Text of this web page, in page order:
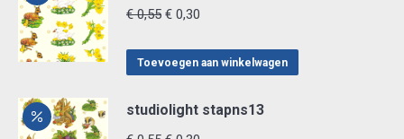
€0,55 Oorspronkelijke
was:
€ 0,30
is:
Toevoegen aan winkelwagen
studiolight stapns13